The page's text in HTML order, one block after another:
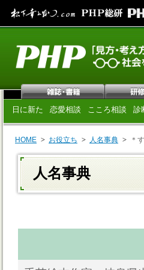
日に新た 恋愛相談 こころ相談 診
HOME お役立ち 人名事典 ＊
人名事典